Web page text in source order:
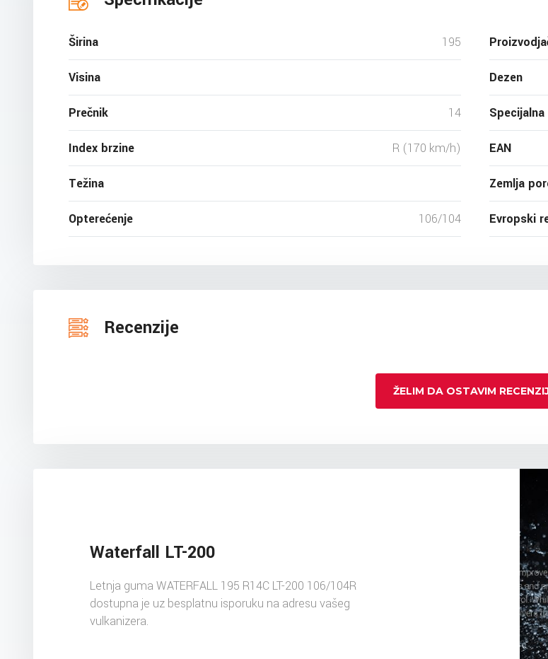
Širina 195
Visina
Prečnik 14
Index brzine R (170 km/h)
Težina
Opterećenje 106/104
Dezen
EAN
Zemlja
Evropski
Recenzije
ŽELIM DA OSTAVIM
Waterfall LT-200
Letnja guma WATERFALL 195 R14C LT-200 106/104R
dostupna je uz besplatnu isporuku na adresu vašeg
vulkanizera.